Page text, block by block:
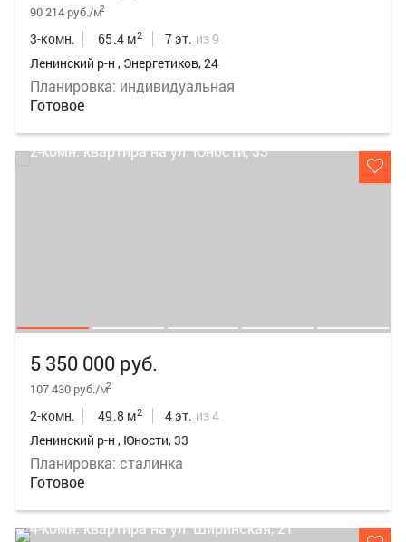
90 214 руб./м2
3-комн. 65.4 м2 7 эт. из 9
Ленинский р-н , Энергетиков, 24
Планировка: индивидуальная
Готовое
5 350 000 руб.
107 430 руб./м2
2-комн. 49.8 м2 4 эт. из 4
Ленинский р-н , Юности, 33
Планировка: сталинка
Готовое